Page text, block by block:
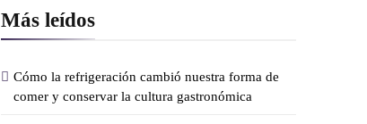
Más leídos
Cómo la refrigeración cambió nuestra forma de
comer y conservar la cultura gastronómica